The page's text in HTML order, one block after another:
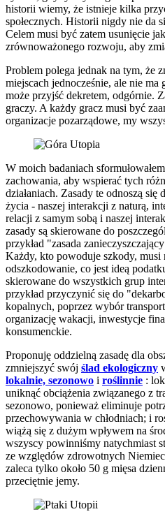
historii wiemy, że istnieje kilka
społecznych. Historii nigdy nie da
Celem musi być zatem usunięcie
zrównoważonego rozwoju, aby
Problem polega jednak na tym, że
miejscach jednocześnie, ale nie
może przyjść dekretem, odgórnie.
graczy. A każdy gracz musi być
organizacje pozarządowe, my
W moich badaniach
zachowania, aby wspierać tych
działaniach. Zasady te odnoszą
życia - naszej interakcji z naturą,
relacji z samym sobą i naszej
zasady są skierowane do
przykład "zasada
Każdy, kto powoduje szkody, musi
odszkodowanie, co jest ideą
skierowane do wszystkich grup
przykład przyczynić się do
kopalnych, poprzez wybór
organizację wakacji, inwestycje
konsumenckie.
Proponuję oddzielną zasadę dla
zmniejszyć swój ślad ekologiczny
lokalnie, sezonowo i roślinnie :
uniknąć obciążenia związanego z
sezonowo, ponieważ eliminuje
przechowywania w chłodniach; i
wiążą się z dużym wpływem na
wszyscy powinniśmy natychmiast
ze względów zdrowotnych
zaleca tylko około 50 g mięsa
przeciętnie jemy.